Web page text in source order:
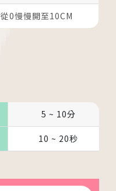
從0慢慢開至10CM
5 ~ 10分
10 ~ 20秒